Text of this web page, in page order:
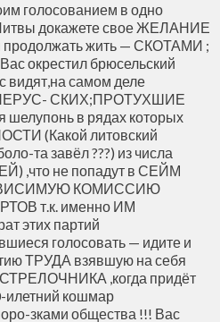
голосованием в одно
докажете свое ЖЕЛАНИЕ
жить — СКОТАМИ ;
окрестил брюсельский
видят,на самом деле
СКИХ;ПРОТУХШИЕ
в рядах которых
(Какой литовский
та завёл ???) из числа
,что не попадут в СЕЙМ
КОМИССИЮ
т.к. именно ИМ
этих партий
голосовать — идите и
ТРУДА взявшую на себя
СТРЕЛОЧНИКА ,когда придёт
кошмар
зками общества !!! Вас